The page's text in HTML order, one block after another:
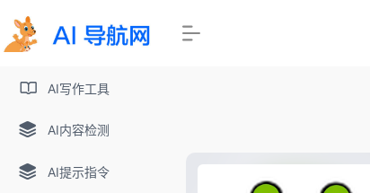
AI写作工具
AI内容检测
AI提示指令